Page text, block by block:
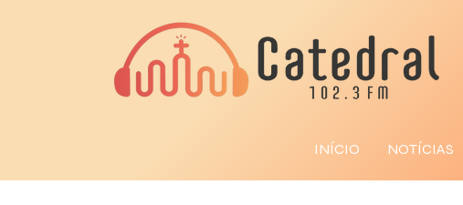
INÍCIO NOTÍCIAS